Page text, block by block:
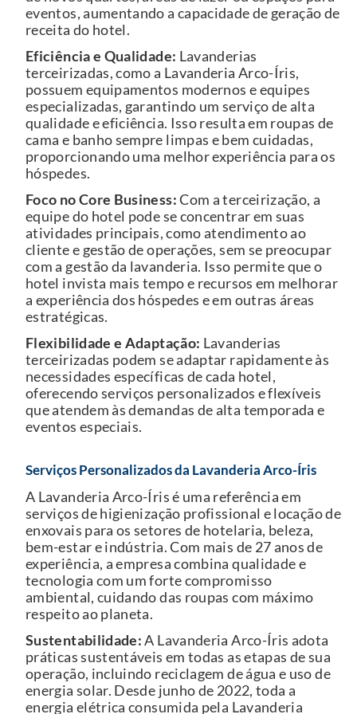
eventos, aumentando a capacidade de geração de
receita do hotel.
Eficiência e Qualidade: Lavanderias
terceirizadas, como a Lavanderia Arco-Íris,
possuem equipamentos modernos e equipes
especializadas, garantindo um serviço de alta
qualidade e eficiência. Isso resulta em roupas de
cama e banho sempre limpas e bem cuidadas,
proporcionando uma melhor experiência para os
hóspedes.
Foco no Core Business:Com a terceirização, a
equipe do hotel pode se concentrar em suas
atividades principais, como atendimento ao
cliente e gestão de operações, sem se preocupar
com a gestão da lavanderia. Isso permite que o
hotel invista mais tempo e recursos em melhorar
a experiência dos hóspedes e em outras áreas
estratégicas.
Flexibilidade e Adaptação: Lavanderias
terceirizadas podem se adaptar rapidamente às
necessidades específicas de cada hotel,
oferecendo serviços personalizados e flexíveis
que atendem às demandas de alta temporada e
eventos especiais.
Serviços Personalizados da Lavanderia Arco-Íris
A Lavanderia Arco-Íris é uma referência em
serviços de higienização profissional e locação de
enxovais para os setores de hotelaria, beleza,
bem-estar e indústria. Com mais de 27 anos de
experiência, a empresa combina qualidade e
tecnologia com um forte compromisso
ambiental, cuidando das roupas com máximo
respeito ao planeta.
Sustentabilidade:A Lavanderia Arco-Íris adota
práticas sustentáveis em todas as etapas de sua
operação, incluindo reciclagem de água e uso de
energia solar. Desde junho de 2022, toda a
energia elétrica consumida pela Lavanderia